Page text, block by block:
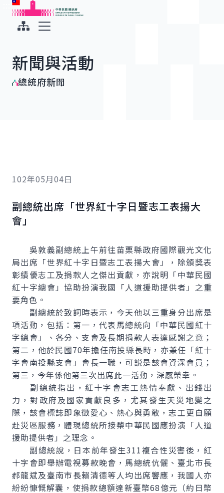
跳到主要內容
中華民國總統府
新聞與活動
總統府新聞
102年05月04日
副總統出席「世界紅十字日暨志工表揚大
會」
吳敦義副總統上午前往苗栗縣政府國際觀光文化
局出席「世界紅十字日暨志工表揚大會」，除頒獎表
彰績優志工及捐款人之傑出貢獻，亦說明「中華民國
紅十字總會」協助扮演我國「人道援助提供者」之重
要角色。
副總統於致詞時表示，今天他以三重身分出席是
項活動，包括：第一，代表馬總統向「中華民國紅十
字總會」、各分、支會及長期捐款人表達感謝之意；
第二，他於民國70年擔任南投縣長時，亦兼任「紅十
字會南投縣支會」會長一職，可説是該會資深會員；
第三，今年係他第三次出席此一活動，深感榮幸。
副總統指出，紅十字會志工熱情奉獻、出錢出
力，對政府及國家貢獻良多，尤其發生天災地變之
際，該會標誌即象徵愛心、熱心與勇敢，志工更自願
赴災區服務，體現總統所接櫫中華民國應扮演「人道
援助提供者」之理念。
副總統說，日本前年發生311複合性災害後，紅
十字會即舉辦電視募款晚會，馬總統伉儷、臺北市長
郝龍斌及臺南市長賴清德等人均出席響應，我國人亦
紛紛慷慨解囊，使捐款總額達新臺幣68億元（約日幣